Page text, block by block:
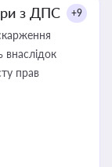
з ДПС +9
внаслідок
прав